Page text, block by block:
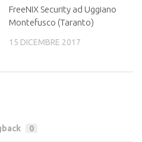
FreeNIX Security ad Uggiano
Montefusco (Taranto)
15 DICEMBRE 2017
0